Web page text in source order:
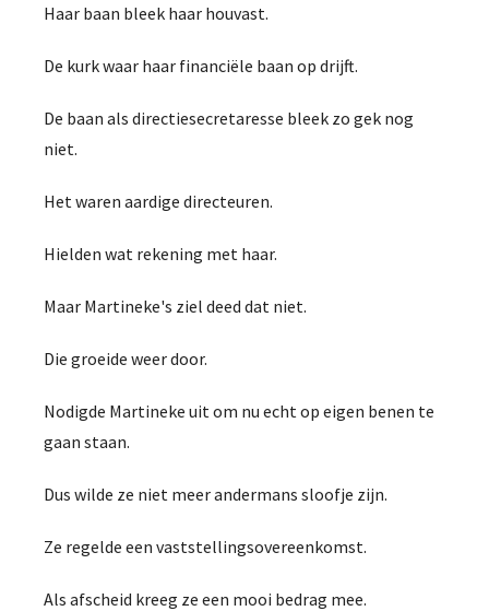
Haar baan bleek haar houvast.
De kurk waar haar financiële baan op drijft.
De baan als directiesecretaresse bleek zo gek nog
niet.
Het waren aardige directeuren.
Hielden wat rekening met haar.
Maar Martineke's ziel deed dat niet.
Die groeide weer door.
Nodigde Martineke uit om nu echt op eigen benen te
gaan staan.
Dus wilde ze niet meer andermans sloofje zijn.
Ze regelde een vaststellingsovereenkomst.
Als afscheid kreeg ze een mooi bedrag mee.